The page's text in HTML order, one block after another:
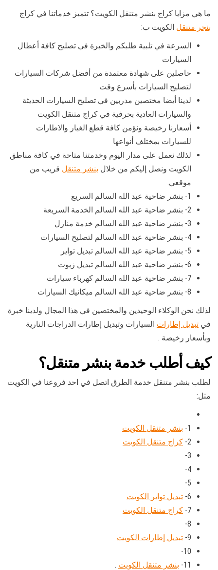
ما هي مزايا كراج بنشر متنقل الكويت؟ تتميز خدماتنا في كراج
بنجر متنقل الكويت ب:
السرعة في تلبية طلبكم والخبرة في تصليح كافة أعطال
السيارات
حاصلين على شهادة معتمدة من أفضل شركات السيارات
لتصليح السيارات بأسرع وقت
لدينا أيضا مختصين مدربين في تصليح السيارات الحديثة
والسيارات العادية بحرفية في كراج متنقل الكويت
أسعارنا رخيصة ونؤمن كافة قطع الغيار والاطارات
للسيارات بمختلف أنواعها
لذلك نعمل على مدار اليوم وخدمتنا متاحة في كافة مناطق
الكويت ونصل إليكم من خلال بنشر متنقل قريب من
موقعي.
1- بنشر ضاحية عبد الله السالم السريع
2- بنشر ضاحية عبد الله السالم الخدمة السريعة
3- بنشر ضاحية عبد الله السالم خدمة منازل
4- بنشر ضاحية عبد الله السالم لتصليح السيارات
5- بنشر ضاحية عبد الله السالم تبديل تواير
6- بنشر ضاحية عبد الله السالم تبديل زيوت
7- بنشر ضاحية عبد الله السالم كهرباء سيارات
8- بنشر ضاحية عبد الله السالم ميكانيك السيارات
لذلك نحن الوكلاء الوحيدين والمختصين في هذا المجال ولدينا خبرة
في تبديل إطارات السيارات وتبديل إطارات الدراجات النارية
وبأسعار رخيصة .
كيف أطلب خدمة بنشر متنقل؟
لطلب بنشر متنقل خدمة الطرق اتصل في احد فروعنا في الكويت
مثل:
1- بنشر متنقل الكويت
2- كراج متنقل الكويت
3-
4-
5-
6- تبديل تواير الكويت
7- كراج متنقل الكويت
8-
9- تبديل إطارات الكويت
10-
11- بنشر متنقل الكويت .